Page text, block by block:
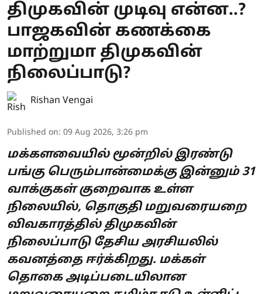
திமுகவின் முடிவு என்ன..?
பாஜகவின் கணக்கை
மாற்றுமா திமுகவின்
நிலைப்பாடு?
Rishan Vengai
Published on: 09 Aug 2026, 3:26 pm
மக்களவையில் மூன்றில் இரண்டு
பங்கு பெரும்பான்மைக்கு இன்னும் 31
வாக்குகள் குறைவாக உள்ள
நிலையில், தொகுதி மறுவரையறை
விவகாரத்தில் திமுகவின்
நிலைப்பாடு தேசிய அரசியலில்
கவனத்தை ஈர்க்கிறது. மக்கள்
தொகை அடிப்படையிலான